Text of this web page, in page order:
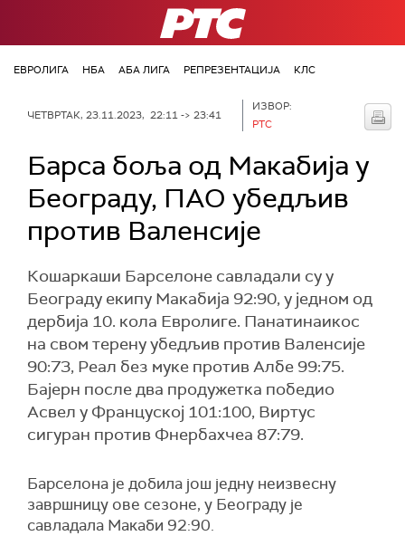
РТС
ЕВРОЛИГА НБА АБА ЛИГА РЕПРЕЗЕНТАЦИЈА КЛС
ЧЕТВРТАК, 23.11.2023, 22:11 -> 23:41
ИЗВОР:
РТС
Барса боља од Макабија у
Београду, ПАО убедљив
против Валенсије
Кошаркаши Барселоне савладали су у
Београду екипу Макабија 92:90, у једном од
дербија 10. кола Евролиге. Панатинаикос
на свом терену убедљив против Валенсије
90:73, Реал без муке против Албе 99:75.
Бајерн после два продужетка победио
Асвел у Француској 101:100, Виртус
сигуран против Фнербахчеа 87:79.
Барселона је добила још једну неизвесну
завршницу ове сезоне, у Београду је
савладала Макаби 92:90.